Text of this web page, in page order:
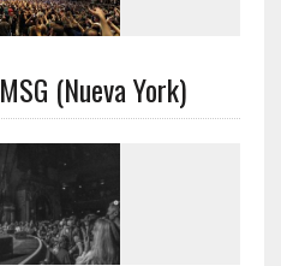
(Nueva York)